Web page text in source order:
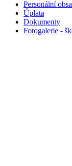
Personální
Úplata
Dokumenty
Fotogalerie -